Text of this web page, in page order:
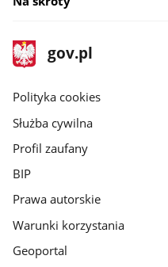
stopka
gov.pl
Strona
gov.pl
gov.pl
Polityka cookies
Służba cywilna
Profil zaufany
BIP
Prawa autorskie
Warunki korzystania
Geoportal